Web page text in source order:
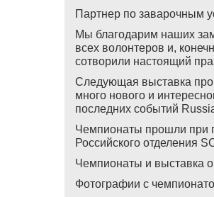
Партнер по заварочным
Мы благодарим наших
всех волонтеров и,
сотворили настоящий
Следующая выставка
много нового и
последних событий
Чемпионаты прошли при
Российского отделения
Чемпионаты и выставка
Фотографии с